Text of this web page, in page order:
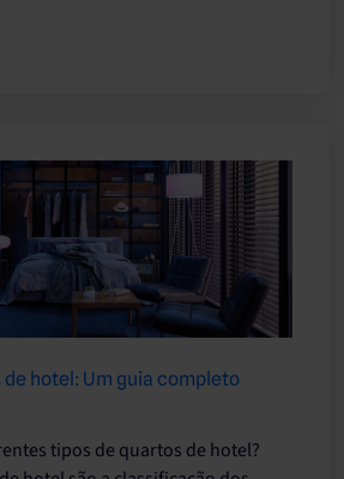
de hotel: Um guia completo
tipos de quartos de hotel?